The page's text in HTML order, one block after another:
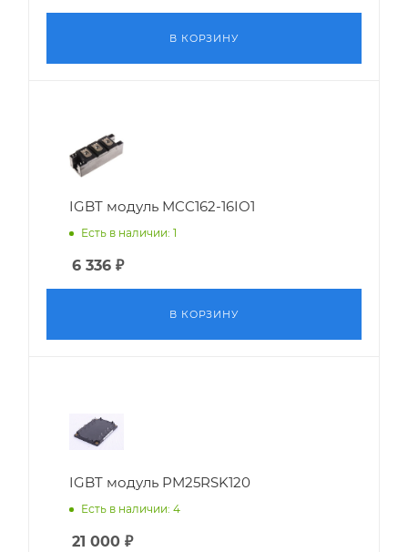
В КОРЗИНУ
IGBT модуль MCC162-16IO1
Есть в наличии: 1
6 336 ₽
В КОРЗИНУ
IGBT модуль PM25RSK120
Есть в наличии: 4
21 000 ₽